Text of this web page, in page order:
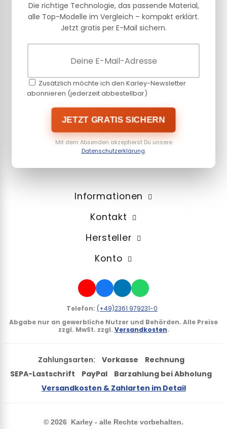
Die richtige Technologie, das passende Material,
alle Top-Modelle im Vergleich – kompakt erklärt.
Jetzt gratis per E-Mail sichern.
Zusätzlich möchte ich den Karley-Newsletter
abonnieren (jederzeit abbestellbar)
JETZT GRATIS SICHERN
Mit dem Absenden akzeptierst Du unsere
Datenschutzerklärung.
Informationen
Kontakt
Hersteller
Konto
Telefon: (+49)2361 979231-0
Abgabe nur an gewerbliche Nutzer und Behörden. Alle Preise
zzgl. MwSt. zzgl. Versandkosten.
Zahlungsarten: Vorkasse
Rechnung
SEPA-Lastschrift
PayPal
Barzahlung bei Abholung
Versandkosten & Zahlarten im Detail
© 2026 Karley - alle Rechte vorbehalten.